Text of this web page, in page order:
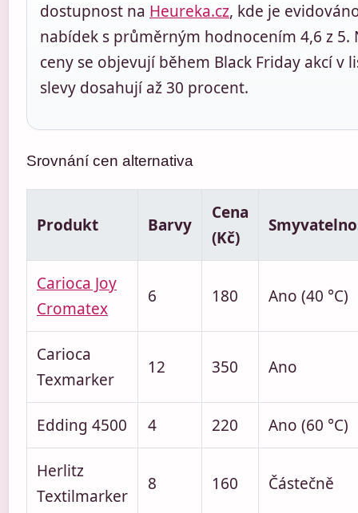
dostupnost na Heureka.cz, kde je
nabídek s průměrným hodnocením 4,6 z 5.
ceny se objevují během Black Friday akcí v
slevy dosahují až 30 procent.
Srovnání cen alternativa
Produkt Barvy
Cena
(Kč)
Carioca Joy
Cromatex
6 180 Ano (40 °C)
Carioca
Texmarker
12 350 Ano
Edding 4500 4 220 Ano (60 °C)
Herlitz
Textilmarker
8 160 Částečně